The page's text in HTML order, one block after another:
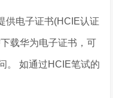
电子证书(HCIE认证
载华为电子证书，可
。 如通过HCIE笔试的